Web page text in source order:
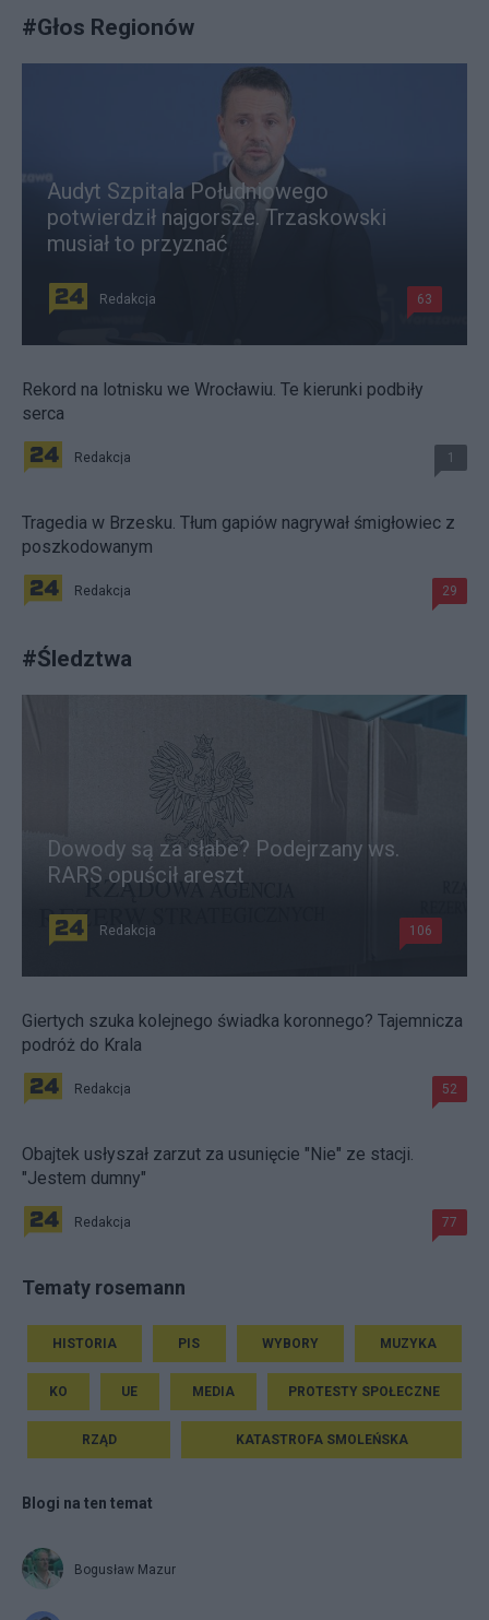
#Głos Regionów
Audyt Szpitala Południowego
potwierdził najgorsze. Trzaskowski
musiał to przyznać
Redakcja 63
Rekord na lotnisku we Wrocławiu. Te kierunki podbiły
serca
Redakcja 1
Tragedia w Brzesku. Tłum gapiów nagrywał śmigłowiec z
poszkodowanym
Redakcja 29
#Śledztwa
Dowody są za słabe? Podejrzany ws.
RARS opuścił areszt
Redakcja 106
Giertych szuka kolejnego świadka koronnego? Tajemnicza
podróż do Krala
Redakcja 52
Obajtek usłyszał zarzut za usunięcie "Nie" ze stacji.
"Jestem dumny"
Redakcja 77
Tematy rosemann
HISTORIA PIS WYBORY MUZYKA
KO UE MEDIA PROTESTY SPOŁECZNE
RZĄD KATASTROFA SMOLEŃSKA
Blogi na ten temat
Bogusław Mazur